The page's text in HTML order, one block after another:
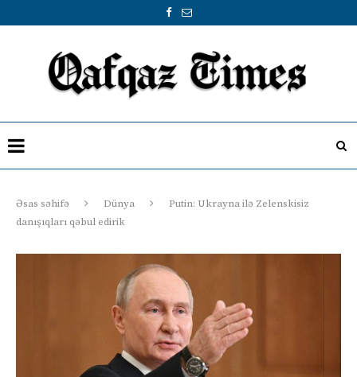
Əsas səhifə Dünya
Putin: Ukrayna ilə Zelenskisiz
danışıqları qəbul edirik